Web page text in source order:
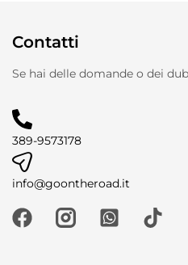
Contatti
Se hai delle domande o dei
389-9573178
info@goontheroad.it